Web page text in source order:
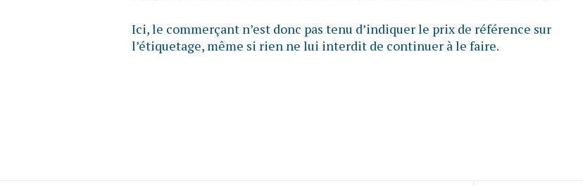
Ici, le commerçant n’est donc pas tenu d’indiquer le prix de référence sur
l’étiquetage, même si rien ne lui interdit de continuer à le faire.